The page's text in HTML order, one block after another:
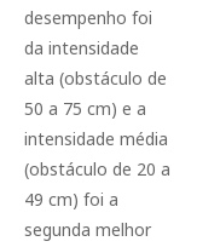
desempenho foi
da intensidade
alta (obstáculo de
50 a 75 cm) e a
intensidade média
(obstáculo de 20 a
49 cm) foi a
segunda melhor